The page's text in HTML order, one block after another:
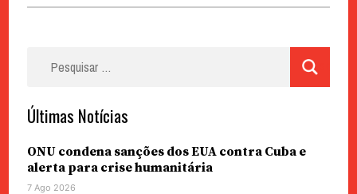
Últimas Notícias
ONU condena sanções dos EUA contra Cuba e
alerta para crise humanitária
7 Ago 2026